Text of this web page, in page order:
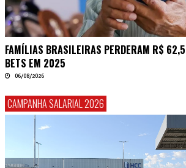
FAMÍLIAS BRASILEIRAS PERDERAM R$
BETS EM 2025
06/08/2026
CAMPANHA SALARIAL 2026